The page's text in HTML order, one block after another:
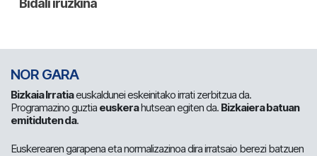
NOR GARA
Bizkaia Irratiaeuskaldunei eskeinitako irrati zerbitzua da.
Programazino guztia euskerahutsean egiten da. Bizkaiera batuan
emitiduten da.
Euskerearen garapena eta normalizazinoa dira irratsaio berezi batzuen